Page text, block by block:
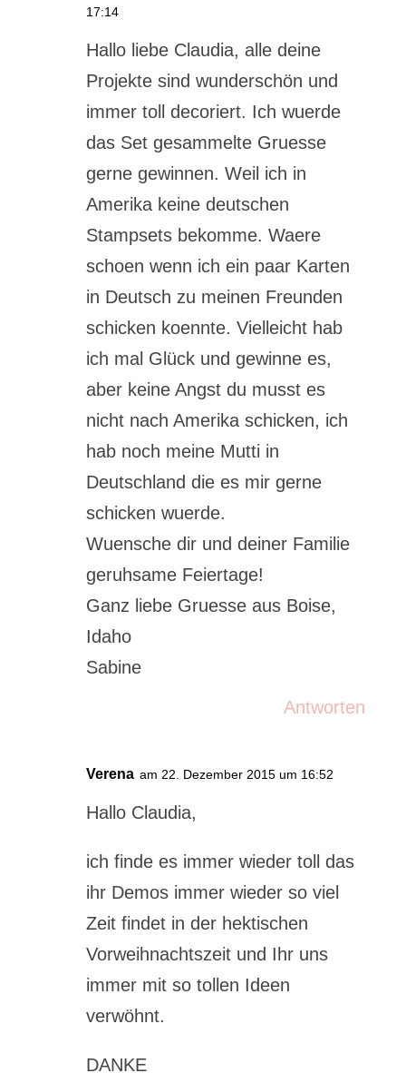
17:14
Hallo liebe Claudia, alle deine
Projekte sind wunderschön und
immer toll decoriert. Ich wuerde
das Set gesammelte Gruesse
gerne gewinnen. Weil ich in
Amerika keine deutschen
Stampsets bekomme. Waere
schoen wenn ich ein paar Karten
in Deutsch zu meinen Freunden
schicken koennte. Vielleicht hab
ich mal Glück und gewinne es,
aber keine Angst du musst es
nicht nach Amerika schicken, ich
hab noch meine Mutti in
Deutschland die es mir gerne
schicken wuerde.
Wuensche dir und deiner Familie
geruhsame Feiertage!
Ganz liebe Gruesse aus Boise,
Idaho
Sabine
Antworten
Verena am 22. Dezember 2015 um 16:52
Hallo Claudia,
ich finde es immer wieder toll das
ihr Demos immer wieder so viel
Zeit findet in der hektischen
Vorweihnachtszeit und Ihr uns
immer mit so tollen Ideen
verwöhnt.
DANKE